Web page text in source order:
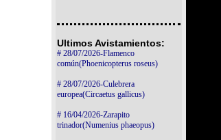
Ultimos Avistamientos:
# 28/07/2026-Flamenco
común(Phoenicopterus roseus)
# 28/07/2026-Culebrera
europea(Circaetus gallicus)
# 16/04/2026-Zarapito
trinador(Numenius phaeopus)